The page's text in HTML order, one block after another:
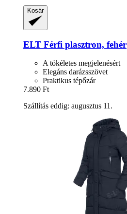
Kosár
ELT Férfi plasztron, fehér
A tökéletes megjelenésért
Elegáns darázsszövet
Praktikus tépőzár
7.890 Ft
Szállítás eddig: augusztus 11.